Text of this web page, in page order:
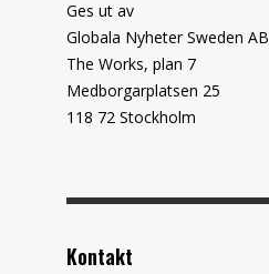
Ges ut av
Globala Nyheter Sweden AB
The Works, plan 7
Medborgarplatsen 25
118 72 Stockholm
Kontakt